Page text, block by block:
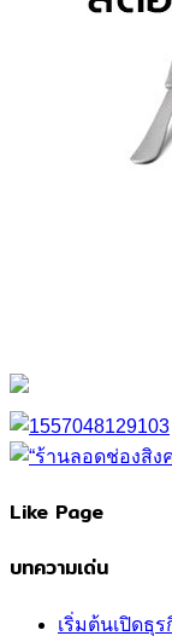
Like Page
บทความเด่น
เริ่มต้นเปิดธุ